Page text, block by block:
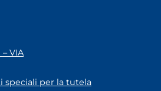
VIA
speciali per la tutela